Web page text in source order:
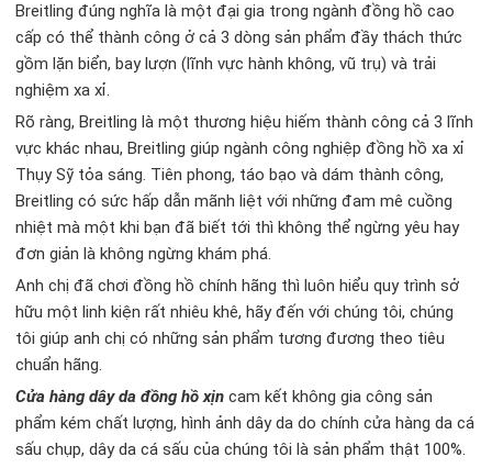
Breitling đúng nghĩa là một đại gia trong ngành đồng hồ cao
cấp có thể thành công ở cả 3 dòng sản phẩm đầy thách thức
gồm lặn biển, bay lượn (lĩnh vực hành không, vũ trụ) và trải
nghiệm xa xỉ.
Rõ ràng, Breitling là một thương hiệu hiếm thành công cả 3 lĩnh
vực khác nhau, Breitling giúp ngành công nghiệp đồng hồ xa xỉ
Thụy Sỹ tỏa sáng. Tiên phong, táo bạo và dám thành công,
Breitling có sức hấp dẫn mãnh liệt với những đam mê cuồng
nhiệt mà một khi bạn đã biết tới thì không thể ngừng yêu hay
đơn giản là không ngừng khám phá.
Anh chị đã chơi đồng hồ chính hãng thì luôn hiểu quy trình sở
hữu một linh kiện rất nhiêu khê, hãy đến với chúng tôi, chúng
tôi giúp anh chị có những sản phẩm tương đương theo tiêu
chuẩn hãng.
Cửa hàng dây da đồng hồ xịn cam kết không gia công sản
phẩm kém chất lượng, hình ảnh dây da do chính cửa hàng da cá
sấu chụp, dây da cá sấu của chúng tôi là sản phẩm thật 100%.